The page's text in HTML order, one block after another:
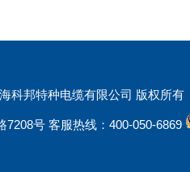
科邦特种电缆有限公司 版权所有
号 客服热线：400-050-6869